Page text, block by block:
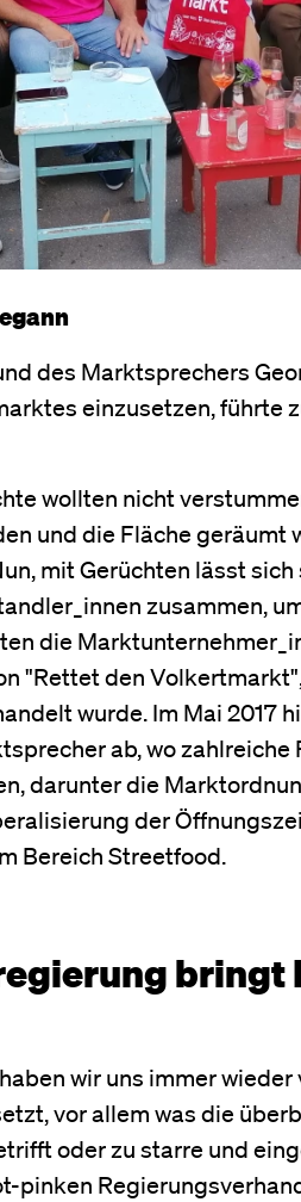
des Marktsprechers
einzusetzen, führte
wollten nicht
und die Fläche geräumt
mit Gerüchten lässt
zusammen,
die
"Rettet den
wurde. Im Mai 2017
ab, wo
darunter die
der
Bereich Streetfood.
bringt
wir uns immer
vor allem was die
oder zu starre und
pinken